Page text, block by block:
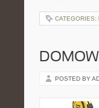
CATEGORIES:
POSTED BY